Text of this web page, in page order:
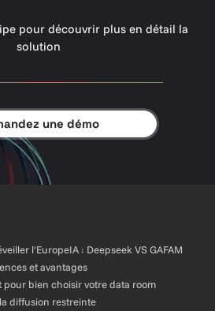
pour découvrir plus en détail la
solution
une démo
l'EuropeIA : Deepseek VS GAFAM
et avantages
pour bien choisir votre data room
diffusion restreinte